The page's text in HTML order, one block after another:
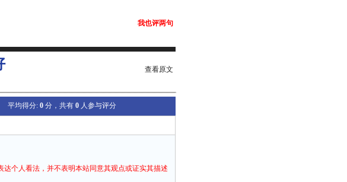
我也评两句
查看原文
平均得分: 0 分，共有 0 人参与评分
达个人看法，并不表明本站同意其观点或证实其描述